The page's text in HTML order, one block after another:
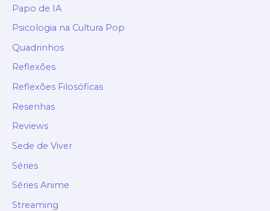
Papo de IA
Psicologia na Cultura Pop
Quadrinhos
Reflexões
Reflexões Filosóficas
Resenhas
Reviews
Sede de Viver
Séries
Séries Anime
Streaming